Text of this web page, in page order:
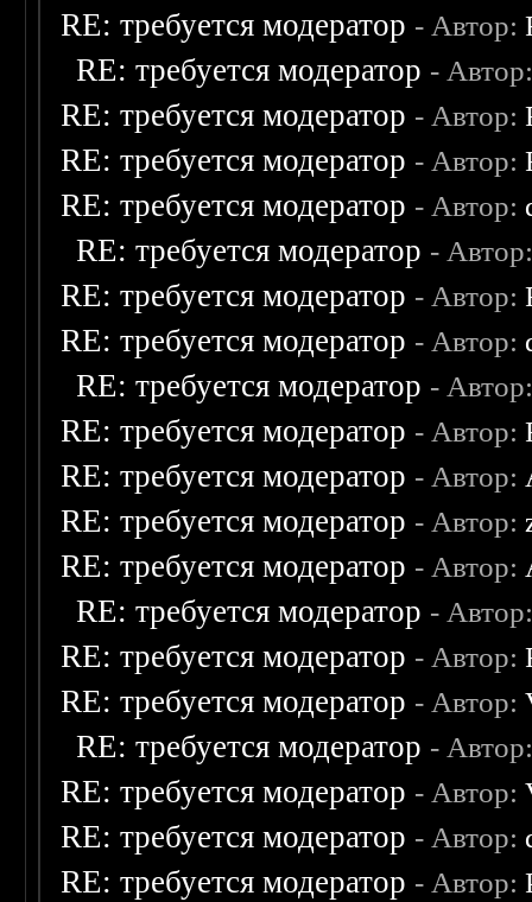
RE: требуется модератор - Автор:
RE: требуется модератор -
RE: требуется модератор - Автор:
RE: требуется модератор - Автор:
RE: требуется модератор - Автор:
RE: требуется модератор -
RE: требуется модератор - Автор:
RE: требуется модератор - Автор:
RE: требуется модератор -
RE: требуется модератор - Автор:
RE: требуется модератор - Автор:
RE: требуется модератор - Автор:
RE: требуется модератор - Автор:
RE: требуется модератор -
RE: требуется модератор - Автор:
RE: требуется модератор - Автор:
RE: требуется модератор -
RE: требуется модератор - Автор:
RE: требуется модератор - Автор:
RE: требуется модератор - Автор: